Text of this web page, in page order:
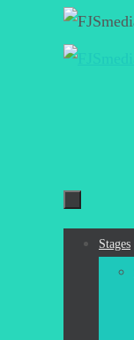
Zum
Stages